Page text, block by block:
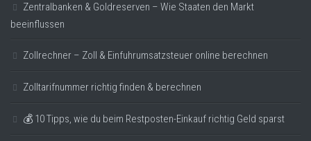
Zentralbanken & Goldreserven – Wie Staaten den Markt
beeinflussen
Zollrechner – Zoll & Einfuhrumsatzsteuer online berechnen
Zolltarifnummer richtig finden & berechnen
💰 10 Tipps, wie du beim Restposten-Einkauf richtig Geld sparst